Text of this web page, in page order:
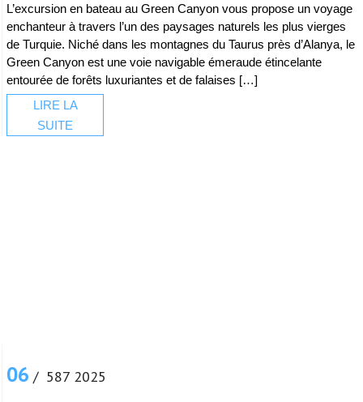
L’excursion en bateau au Green Canyon vous propose un voyage
enchanteur à travers l’un des paysages naturels les plus vierges
de Turquie. Niché dans les montagnes du Taurus près d’Alanya, le
Green Canyon est une voie navigable émeraude étincelante
entourée de forêts luxuriantes et de falaises […]
LIRE LA
SUITE
06 / 587 2025